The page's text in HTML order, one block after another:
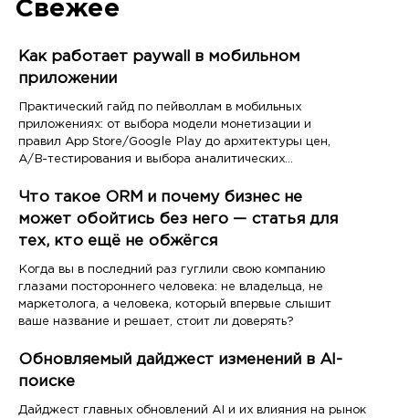
Свежее
Как работает paywall в мобильном
приложении
Практический гайд по пейволлам в мобильных
приложениях: от выбора модели монетизации и
правил App Store/Google Play до архитектуры цен,
A/B-тестирования и выбора аналитических
Что такое ORM и почему бизнес не
может обойтись без него — статья для
тех, кто ещё не обжёгся
Когда вы в последний раз гуглили свою компанию
глазами постороннего человека: не владельца, не
маркетолога, а человека, который впервые слышит
ваше название и решает, стоит ли доверять?
Обновляемый дайджест изменений в AI-
поиске
Дайджест главных обновлений AI и их влияния на рынок